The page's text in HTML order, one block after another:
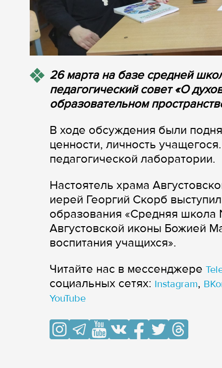
26 марта на базе средней
педагогический совет «О
образовательном
В ходе обсуждения были
ценности, личность
педагогической лаборатории.
Настоятель храма
иерей Георгий Скорб
образования «Средняя школа
Августовской иконы Божией
воспитания учащихся».
Читайте нас в мессенджере
cоциальных сетях: Instagram,
YouTube